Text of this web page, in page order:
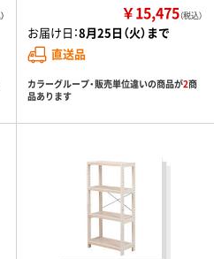
￥15,475（税込）
お届け日：8月25日（火）まで
直送品
カラーグループ・販売単位違いの商品が2商
品あります